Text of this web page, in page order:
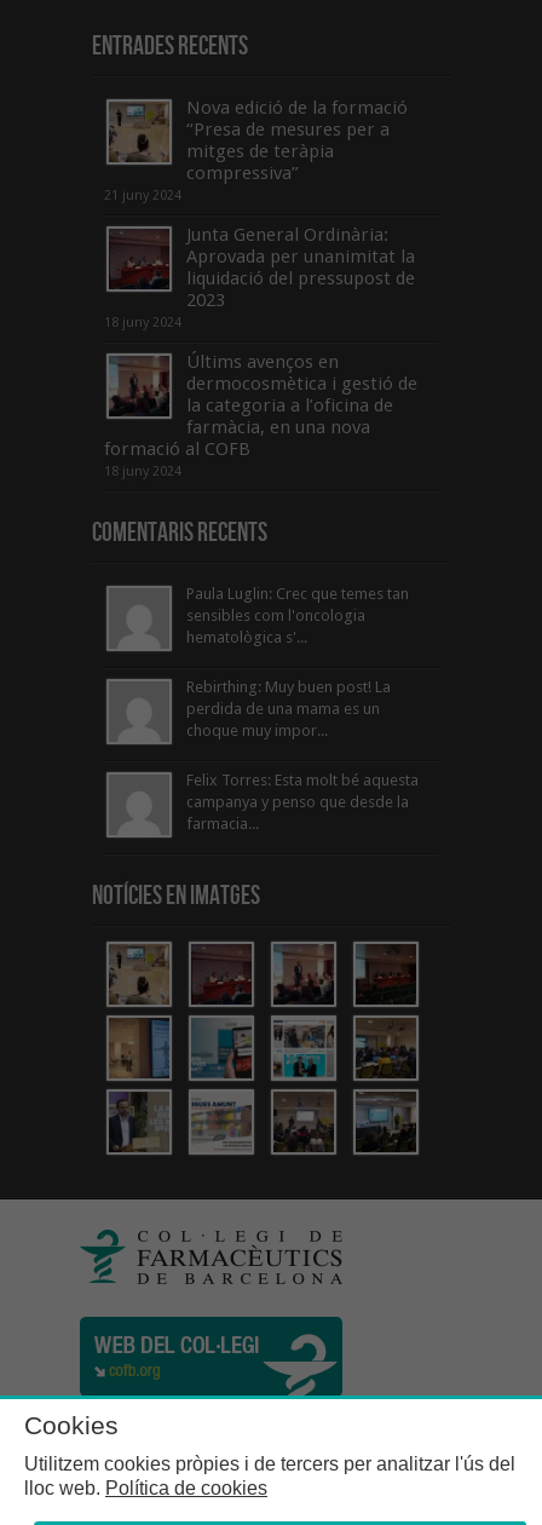
Entrades recents
Nova edició de la formació
“Presa de mesures per a
mitges de teràpia
compressiva”
21 juny 2024
Junta General Ordinària:
Aprovada per unanimitat la
liquidació del pressupost de
2023
18 juny 2024
Últims avenços en
dermocosmètica i gestió de
la categoria a l’oficina de
farmàcia, en una nova
formació al COFB
18 juny 2024
Comentaris Recents
Paula Luglin: Crec que temes tan
sensibles com l'oncologia
hematològica s'...
Rebirthing: Muy buen post! La
perdida de una mama es un
choque muy impor...
Felix Torres: Esta molt bé aquesta
campanya y penso que desde la
farmacia...
Notícies en Imatges
Cookies
Utilitzem cookies pròpies i de tercers per analitzar l'ús del
lloc web. Política de cookies